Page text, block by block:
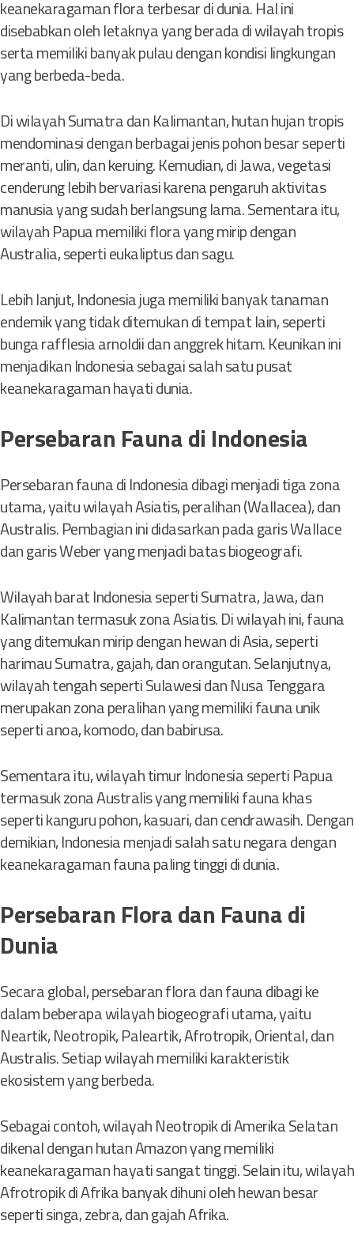
keanekaragaman flora terbesar di dunia. Hal ini
disebabkan oleh letaknya yang berada di wilayah tropis
serta memiliki banyak pulau dengan kondisi lingkungan
yang berbeda-beda.
Di wilayah Sumatra dan Kalimantan, hutan hujan tropis
mendominasi dengan berbagai jenis pohon besar seperti
meranti, ulin, dan keruing. Kemudian, di Jawa, vegetasi
cenderung lebih bervariasi karena pengaruh aktivitas
manusia yang sudah berlangsung lama. Sementara itu,
wilayah Papua memiliki flora yang mirip dengan
Australia, seperti eukaliptus dan sagu.
Lebih lanjut, Indonesia juga memiliki banyak tanaman
endemik yang tidak ditemukan di tempat lain, seperti
bunga rafflesia arnoldii dan anggrek hitam. Keunikan ini
menjadikan Indonesia sebagai salah satu pusat
keanekaragaman hayati dunia.
Persebaran Fauna di Indonesia
Persebaran fauna di Indonesia dibagi menjadi tiga zona
utama, yaitu wilayah Asiatis, peralihan (Wallacea), dan
Australis. Pembagian ini didasarkan pada garis Wallace
dan garis Weber yang menjadi batas biogeografi.
Wilayah barat Indonesia seperti Sumatra, Jawa, dan
Kalimantan termasuk zona Asiatis. Di wilayah ini, fauna
yang ditemukan mirip dengan hewan di Asia, seperti
harimau Sumatra, gajah, dan orangutan. Selanjutnya,
wilayah tengah seperti Sulawesi dan Nusa Tenggara
merupakan zona peralihan yang memiliki fauna unik
seperti anoa, komodo, dan babirusa.
Sementara itu, wilayah timur Indonesia seperti Papua
termasuk zona Australis yang memiliki fauna khas
seperti kanguru pohon, kasuari, dan cendrawasih. Dengan
demikian, Indonesia menjadi salah satu negara dengan
keanekaragaman fauna paling tinggi di dunia.
Persebaran Flora dan Fauna di
Dunia
Secara global, persebaran flora dan fauna dibagi ke
dalam beberapa wilayah biogeografi utama, yaitu
Neartik, Neotropik, Paleartik, Afrotropik, Oriental, dan
Australis. Setiap wilayah memiliki karakteristik
ekosistem yang berbeda.
Sebagai contoh, wilayah Neotropik di Amerika Selatan
dikenal dengan hutan Amazon yang memiliki
keanekaragaman hayati sangat tinggi. Selain itu, wilayah
Afrotropik di Afrika banyak dihuni oleh hewan besar
seperti singa, zebra, dan gajah Afrika.